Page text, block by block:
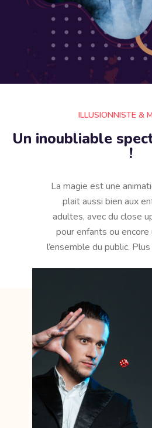
ILLUSIONNISTE &
Un inoubliable
!
La magie est une
plait aussi bien aux
adultes, avec du close
pour enfants ou
l’ensemble du public.